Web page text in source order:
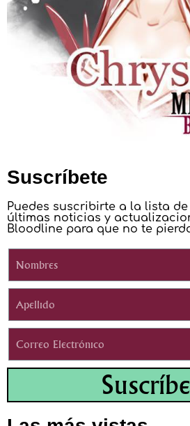
Suscríbete
Puedes suscribirte a la lista
últimas noticias y
Bloodline para que no te